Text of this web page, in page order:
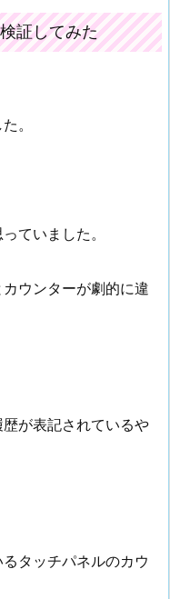
証してみた
。
ていました。
ウンターが劇的に違
が表記されているや
タッチパネルのカウ